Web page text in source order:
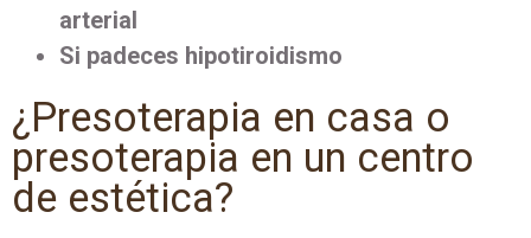
arterial
Si padeces hipotiroidismo
¿Presoterapia en casa o
presoterapia en un centro
de estética?